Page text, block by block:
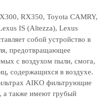
RX350, Toyota CAMRY,
IS (Altezza), Lexus
собой устройство в
предотвращающее
с воздухом пыли, смога,
содержащихся в воздухе.
AIKO фильтрующие
а также имеют грубый